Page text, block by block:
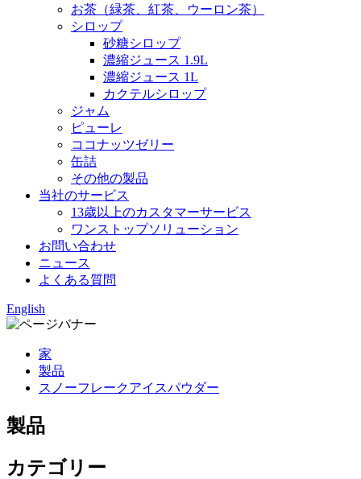
お茶（緑茶、紅茶、ウーロン茶）
シロップ
砂糖シロップ
濃縮ジュース 1.9L
濃縮ジュース 1L
カクテルシロップ
ジャム
ピューレ
ココナッツゼリー
缶詰
その他の製品
当社のサービス
13歳以上のカスタマーサービス
ワンストップソリューション
お問い合わせ
ニュース
よくある質問
English
家
製品
スノーフレークアイスパウダー
製品
カテゴリー